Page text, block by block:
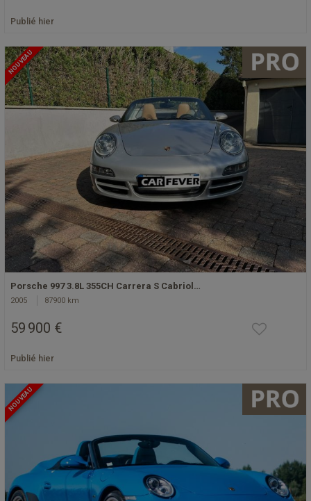
Publié hier
NOUVEAU
Porsche 997 3.8L 355CH Carrera S Cabriol…
2005 87900 km
59 900 €
Publié hier
NOUVEAU